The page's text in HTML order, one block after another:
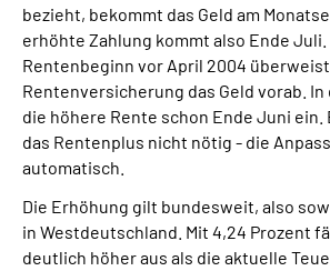
bezieht, bekommt das Geld am
erhöhte Zahlung kommt also Ende Juli.
Rentenbeginn vor April 2004
Rentenversicherung das Geld vorab.
die höhere Rente schon Ende Juni
das Rentenplus nicht nötig - die
automatisch.
Die Erhöhung gilt bundesweit, also
in Westdeutschland. Mit 4,24 Prozent
deutlich höher aus als die aktuelle